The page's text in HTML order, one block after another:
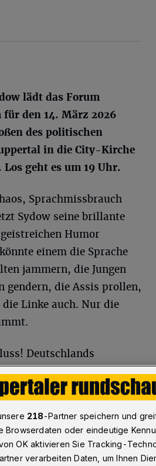
lädt das Forum
den 14. März 2026
des politischen
in die City-Kirche
geht es um 19 Uhr.
Sprachmissbrauch
Sydow seine brillante
Humor
einem die Sprache
jammern, die Jungen
gendern, die Assis prollen,
Linke auch. Nur die
Deutschlands
Kabarettist spricht nun an
Sprache und
totgeschwiegen und
Herrschaftssprache
lässt heiße Luft aus
Wichtigtuern, entlarvt
218-Partner speichern und
Browserdaten oder eindeutige
OK aktivieren Sie Tracking-
verarbeiten Daten, um Ihnen